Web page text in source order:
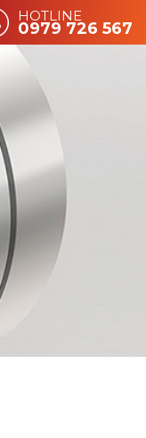
HOTLINE
0979 726 567